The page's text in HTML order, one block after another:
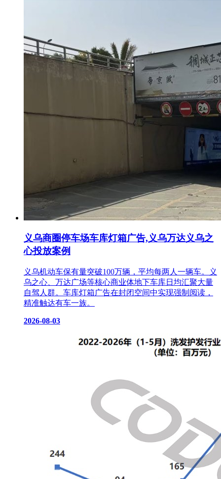
义乌商圈停车场车库灯箱广告,义乌万达义乌之
心投放案例
义乌机动车保有量突破100万辆，平均每两人一辆车。义
乌之心、万达广场等核心商业体地下车库日均汇聚大量
自驾人群。车库灯箱广告在封闭空间中实现强制阅读，
精准触达有车一族。
2026-08-03